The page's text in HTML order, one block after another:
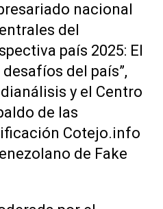
nacional
del
país 2025: El
del país”,
y el Centro
de las
Cotejo.info
de Fake